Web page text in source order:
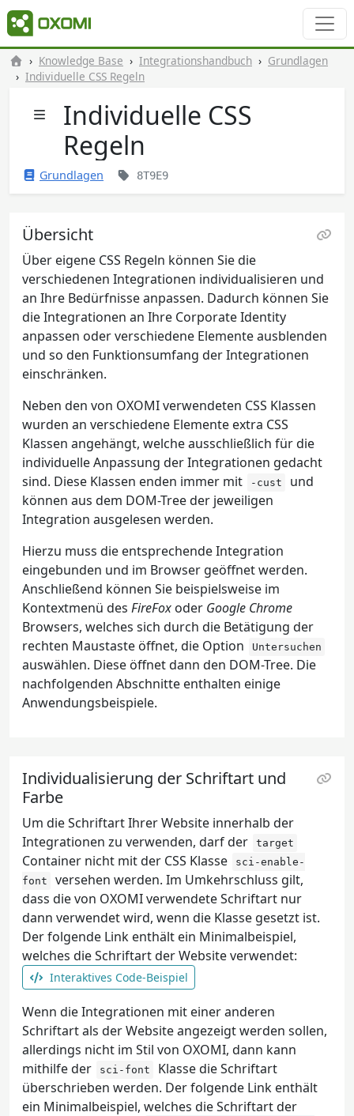
Knowledge Base Integrationshandbuch
Grundlagen
Individuelle CSS Regeln
Individuelle CSS
Regeln
Grundlagen 8T9E9
Übersicht
Über eigene CSS Regeln können Sie die
verschiedenen Integrationen individualisieren und
an Ihre Bedürfnisse anpassen. Dadurch können Sie
die Integrationen an Ihre Corporate Identity
anpassen oder verschiedene Elemente ausblenden
und so den Funktionsumfang der Integrationen
einschränken.
Neben den von OXOMI verwendeten CSS Klassen
wurden an verschiedene Elemente extra CSS
Klassen angehängt, welche ausschließlich für die
individuelle Anpassung der Integrationen gedacht
sind. Diese Klassen enden immer mit
-cust
und
können aus dem DOM-Tree der jeweiligen
Integration ausgelesen werden.
Hierzu muss die entsprechende Integration
eingebunden und im Browser geöffnet werden.
Anschließend können Sie beispielsweise im
Kontextmenü des FireFox oder Google Chrome
Browsers, welches sich durch die Betätigung der
rechten Maustaste öffnet, die Option
Untersuchen
auswählen. Diese öffnet dann den DOM-Tree. Die
nachfolgenden Abschnitte enthalten einige
Anwendungsbeispiele.
Individualisierung der Schriftart und
Farbe
Um die Schriftart Ihrer Website innerhalb der
Integrationen zu verwenden, darf der
target
Container nicht mit der CSS Klasse
sci-enable-
font
versehen werden. Im Umkehrschluss gilt,
dass die von OXOMI verwendete Schriftart nur
dann verwendet wird, wenn die Klasse gesetzt ist.
Der folgende Link enthält ein Minimalbeispiel,
welches die Schriftart der Website verwendet:
Interaktives Code-Beispiel
Wenn die Integrationen mit einer anderen
Schriftart als der Website angezeigt werden sollen,
allerdings nicht im Stil von OXOMI, dann kann
mithilfe der
sci-font
Klasse die Schriftart
überschrieben werden. Der folgende Link enthält
ein Minimalbeispiel, welches die Schriftart der